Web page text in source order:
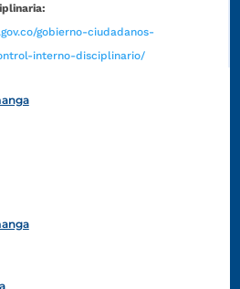
gobierno-ciudadanos-
interno-disciplinario/